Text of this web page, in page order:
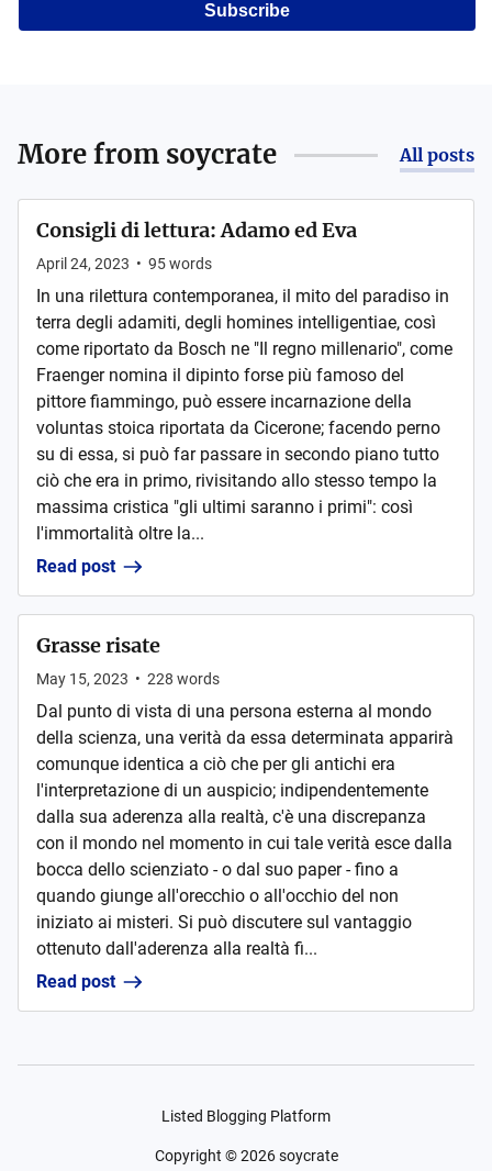
Subscribe
More from soycrate All posts
Consigli di lettura: Adamo ed Eva
April 24, 2023 • 95words
In una rilettura contemporanea, il mito del paradiso in
terra degli adamiti, degli homines intelligentiae, così
come riportato da Bosch ne "Il regno millenario", come
Fraenger nomina il dipinto forse più famoso del
pittore fiammingo, può essere incarnazione della
voluntas stoica riportata da Cicerone; facendo perno
su di essa, si può far passare in secondo piano tutto
ciò che era in primo, rivisitando allo stesso tempo la
massima cristica "gli ultimi saranno i primi": così
l'immortalità oltre la...
Read post
Grasse risate
May 15, 2023 • 228 words
Dal punto di vista di una persona esterna al mondo
della scienza, una verità da essa determinata apparirà
comunque identica a ciò che per gli antichi era
l'interpretazione di un auspicio; indipendentemente
dalla sua aderenza alla realtà, c'è una discrepanza
con il mondo nel momento in cui tale verità esce dalla
bocca dello scienziato - o dal suo paper - fino a
quando giunge all'orecchio o all'occhio del non
iniziato ai misteri. Si può discutere sul vantaggio
ottenuto dall'aderenza alla realtà fi...
Read post
Listed Blogging Platform
Copyright ©2026 soycrate